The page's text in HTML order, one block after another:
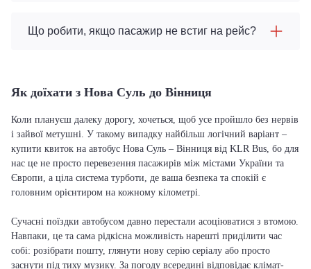
Що робити, якщо пасажир не встиг на рейс?
Як доїхати з Нова Суль до Вінниця
Коли плануєш далеку дорогу, хочеться, щоб усе пройшло без нервів
і зайвої метушні. У такому випадку найбільш логічний варіант –
купити квиток на автобус Нова Суль – Вінниця від KLR Bus, бо для
нас це не просто перевезення пасажирів між містами України та
Європи, а ціла система турботи, де ваша безпека та спокій є
головним орієнтиром на кожному кілометрі.
Сучасні поїздки автобусом давно перестали асоціюватися з втомою.
Навпаки, це та сама рідкісна можливість нарешті приділити час
собі: розібрати пошту, глянути нову серію серіалу або просто
заснути під тиху музику. За погоду всередині відповідає клімат-